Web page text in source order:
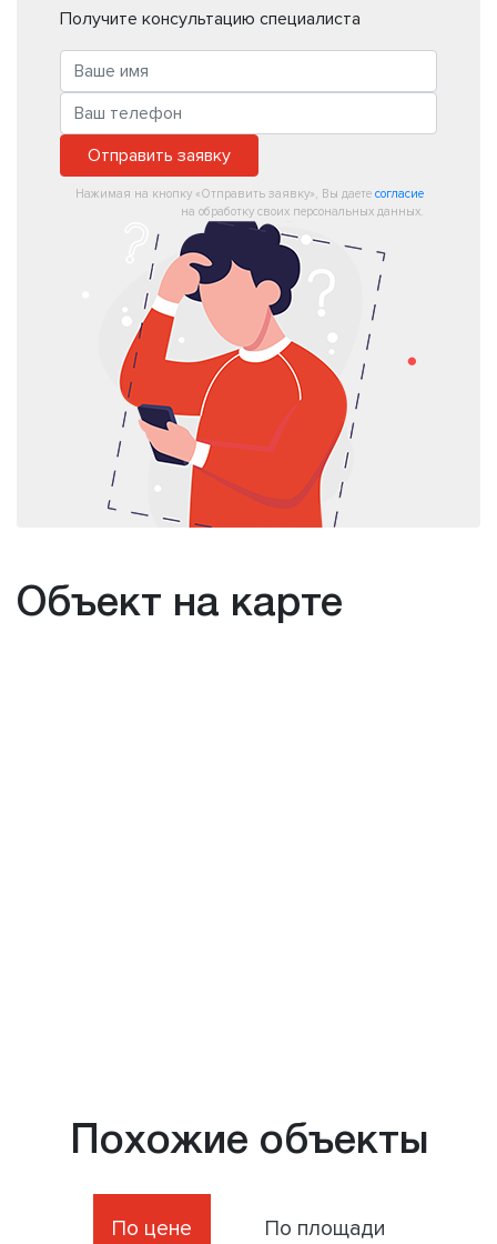
Получите консультацию специалиста
Отправить заявку
Нажимая на кнопку «Отправить заявку», Вы даете согласие
на обработку своих персональных данных.
Объект на карте
Похожие объекты
По цене По площади